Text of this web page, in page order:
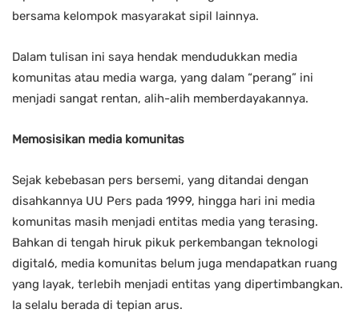
bersama kelompok masyarakat sipil lainnya.
Dalam tulisan ini saya hendak mendudukkan media
komunitas atau media warga, yang dalam “perang” ini
menjadi sangat rentan, alih-alih memberdayakannya.
Memosisikan media komunitas
Sejak kebebasan pers bersemi, yang ditandai dengan
disahkannya UU Pers pada 1999, hingga hari ini media
komunitas masih menjadi entitas media yang terasing.
Bahkan di tengah hiruk pikuk perkembangan teknologi
digital6, media komunitas belum juga mendapatkan ruang
yang layak, terlebih menjadi entitas yang dipertimbangkan.
Ia selalu berada di tepian arus.